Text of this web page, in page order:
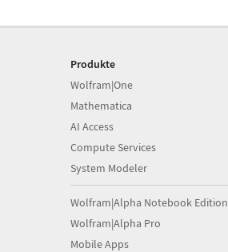
Produkte
Wolfram|One
Mathematica
AI Access
Compute Services
System Modeler
Wolfram|Alpha Notebook Edition
Wolfram|Alpha Pro
Mobile Apps